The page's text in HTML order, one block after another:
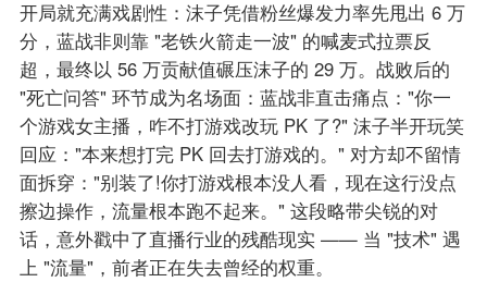
开局就充满戏剧性：沫子凭借粉丝爆发力率先甩出 6 万
分，蓝战非则靠 "老铁火箭走一波" 的喊麦式拉票反
超，最终以 56 万贡献值碾压沫子的 29 万。​战败后的
"死亡问答" 环节成为名场面：蓝战非直击痛点："你一
个游戏女主播，咋不打游戏改玩 PK 了?" 沫子半开玩笑
回应："本来想打完 PK 回去打游戏的。" 对方却不留情
面拆穿："别装了!你打游戏根本没人看，现在这行没点
擦边操作，流量根本跑不起来。" 这段略带尖锐的对
话，意外戳中了直播行业的残酷现实 —— 当 "技术" 遇
上 "流量"，前者正在失去曾经的权重。​